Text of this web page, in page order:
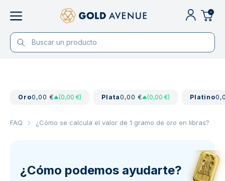
0
Oro0,00 € (0,00 €) Plata0,00 € (0,00 €) Platino
FAQ ¿Cómo se calcula el valor de 1 gramo de oro en libras?
¿Cómo podemos ayudarte?